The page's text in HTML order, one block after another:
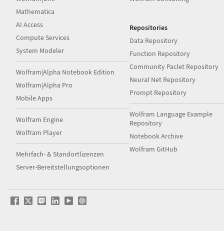
Mathematica
AI Access
Compute Services
System Modeler
Wolfram|Alpha Notebook Edition
Wolfram|Alpha Pro
Mobile Apps
Wolfram Engine
Wolfram Player
Mehrfach- & Standortlizenzen
Server-Bereitstellungsoptionen
Repositories
Data Repository
Function Repository
Community Paclet Repository
Neural Net Repository
Prompt Repository
Wolfram Language Example
Repository
Notebook Archive
Wolfram GitHub